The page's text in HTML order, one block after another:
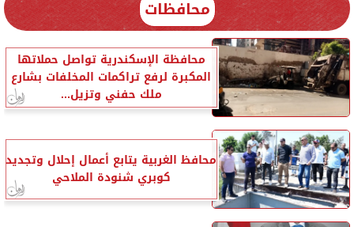
محافظات
محافظة الإسكندرية تواصل حملاتها
المكبرة لرفع تراكمات المخلفات بشارع
ملك حفني وتزيل...
محافظ الغربية يتابع أعمال إحلال وتجديد
كوبري شنودة الملاحي